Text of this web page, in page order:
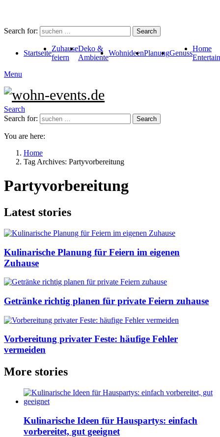
Search for: Search
Startseite
Zuhause
feiern
Deko &
Ambiente
WohnideenPlanungGenuss
Home
Menu
Search
Search for:
Search
You are here:
Home
Tag Archives: Partyvorbereitung
Partyvorbereitung
Latest stories
Kulinarische Planung für Feiern im eigenen
Zuhause
Getränke richtig planen für private Feiern zuhause
Vorbereitung privater Feste: häufige Fehler
vermeiden
More stories
Kulinarische Ideen für Hauspartys: einfach
vorbereitet, gut geeignet